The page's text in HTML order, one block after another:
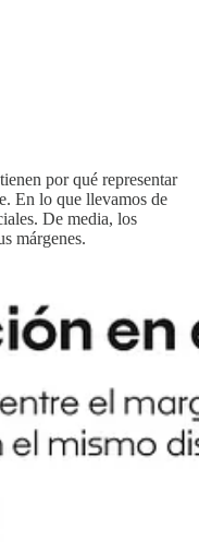
por qué representar
En lo que llevamos de
De media, los
márgenes.